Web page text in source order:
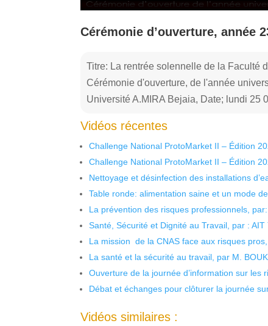
Cérémonie d’ouverture, année
Titre: La rentrée solennelle de la Faculté
Cérémonie d'ouverture, de l'année
Université A.MIRA Bejaia, Date; lundi 25
Vidéos récentes
Challenge National ProtoMarket II – Édition
Challenge National ProtoMarket II – Édition
Nettoyage et désinfection des installations
Table ronde: alimentation saine et un mode
La prévention des risques professionnels,
Santé, Sécurité et Dignité au Travail, par : AIT
La mission de la CNAS face aux risques
La santé et la sécurité au travail, par M.
Ouverture de la journée d’information sur les
Débat et échanges pour clôturer la journée
Vidéos similaires :